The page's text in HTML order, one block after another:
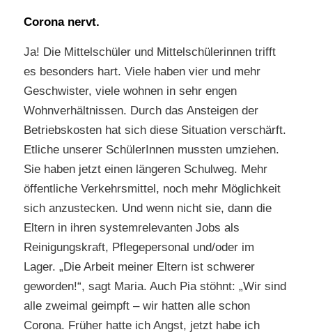
Corona nervt.
Ja! Die Mittelschüler und Mittelschülerinnen trifft
es besonders hart. Viele haben vier und mehr
Geschwister, viele wohnen in sehr engen
Wohnverhältnissen. Durch das Ansteigen der
Betriebskosten hat sich diese Situation verschärft.
Etliche unserer SchülerInnen mussten umziehen.
Sie haben jetzt einen längeren Schulweg. Mehr
öffentliche Verkehrsmittel, noch mehr Möglichkeit
sich anzustecken. Und wenn nicht sie, dann die
Eltern in ihren systemrelevanten Jobs als
Reinigungskraft, Pflegepersonal und/oder im
Lager. „Die Arbeit meiner Eltern ist schwerer
geworden!“, sagt Maria. Auch Pia stöhnt: „Wir sind
alle zweimal geimpft – wir hatten alle schon
Corona. Früher hatte ich Angst, jetzt habe ich